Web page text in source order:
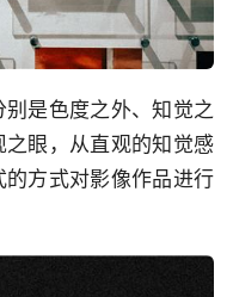
是色度之外、知觉之
之眼，从直观的知觉感
方式对影像作品进行